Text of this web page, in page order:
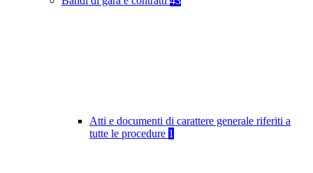
Atti e documenti di carattere generale riferiti a
tutte le procedure 1